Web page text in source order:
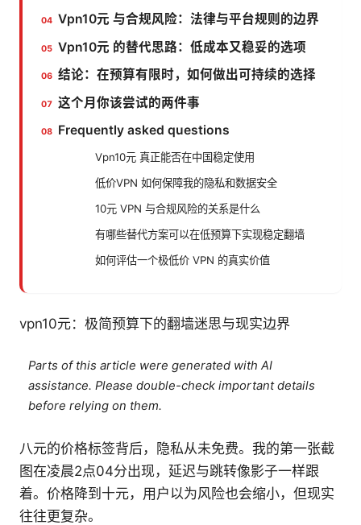
Vpn10元 与合规风险：法律与平台规则的边界
Vpn10元 的替代思路：低成本又稳妥的选项
结论：在预算有限时，如何做出可持续的选择
这个月你该尝试的两件事
Frequently asked questions
Vpn10元 真正能否在中国稳定使用
低价VPN 如何保障我的隐私和数据安全
10元 VPN 与合规风险的关系是什么
有哪些替代方案可以在低预算下实现稳定翻墙
如何评估一个极低价 VPN 的真实价值
vpn10元：极简预算下的翻墙迷思与现实边界
Parts of this article were generated with AI
assistance. Please double-check important details
before relying on them.
八元的价格标签背后，隐私从未免费。我的第一张截
图在凌晨2点04分出现，延迟与跳转像影子一样跟
着。价格降到十元，用户以为风险也会缩小，但现实
往往更复杂。